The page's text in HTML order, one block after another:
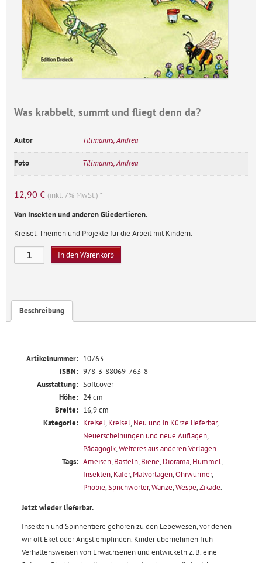
Was krabbelt, summt und fliegt denn da?
Autor Tillmanns, Andrea
Foto Tillmanns, Andrea
12,90 € (inkl. 7% MwSt.) *
Von Insekten und anderen Gliedertieren.
Kreisel. Themen und Projekte für die Arbeit mit Kindern.
krabbelt,
fliegt
denn
In den Warenkorb
Beschreibung
Artikelnummer: 10763
ISBN: 978-3-88069-763-8
Ausstattung: Softcover
Höhe: 24 cm
Breite: 16,9 cm
Kategorie: Kreisel, Kreisel, Neu und in Kürze lieferbar,
Neuerscheinungen und neue Auflagen,
Pädagogik,Weiteres aus anderen Verlagen.
Tags: Ameisen, Basteln, Biene, Diorama, Hummel,
Insekten, Käfer, Malvorlagen,Ohrwürmer,
Phobie,Sprichwörter,Wanze,Wespe,Zikade.
Jetzt wieder lieferbar.
Insekten und Spinnentiere gehören zu den Lebewesen, vor denen
wir oft Ekel oder Angst empfinden. Kinder übernehmen früh
Verhaltensweisen von Erwachsenen und entwickeln z. B. eine